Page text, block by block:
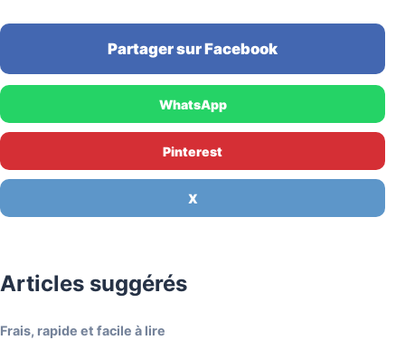
Partager sur Facebook
WhatsApp
Pinterest
X
Articles suggérés
Frais, rapide et facile à lire